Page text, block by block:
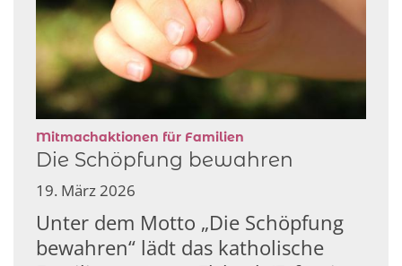
Mitmachaktionen für Familien
Die Schöpfung bewahren
19. März 2026
Unter dem Motto „Die Schöpfung
bewahren“ lädt das katholische